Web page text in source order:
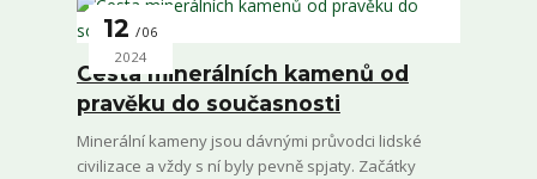
12 06
2024
Cesta minerálních kamenů od
pravěku do současnosti
Minerální kameny jsou dávnými průvodci lidské
civilizace a vždy s ní byly pevně spjaty. Začátky